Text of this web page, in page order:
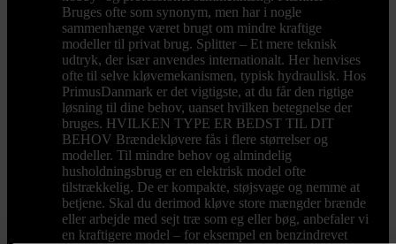
Bruges ofte som synonym, men har i nogle
sammenhænge været brugt om mindre kraftige
modeller til privat brug. Splitter – Et mere teknisk
udtryk, der især anvendes internationalt. Her henvises
ofte til selve kløvemekanismen, typisk hydraulisk. Hos
PrimusDanmark er det vigtigste, at du får den rigtige
løsning til dine behov, uanset hvilken betegnelse der
bruges. HVILKEN TYPE ER BEDST TIL DIT
BEHOV Brændekløvere fås i flere størrelser og
modeller. Til mindre behov og almindelig
husholdningsbrug er en elektrisk model ofte
tilstrækkelig. De er kompakte, støjsvage og nemme at
betjene. Skal du derimod kløve store mængder brænde
eller arbejde med sejt træ som eg eller bøg, anbefaler vi
en kraftigere model – for eksempel en benzindrevet